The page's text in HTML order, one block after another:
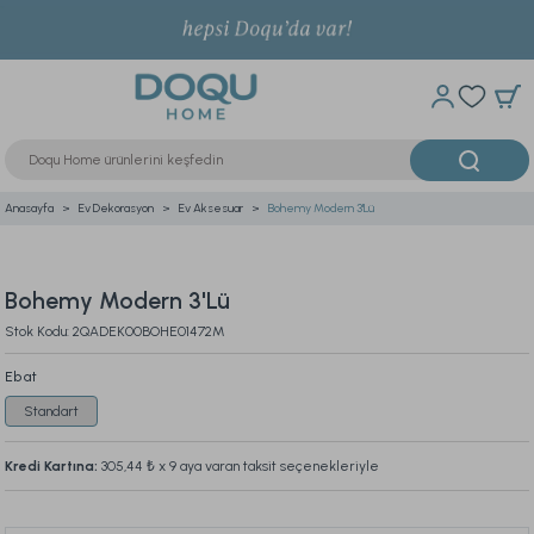
Anasayfa Ev Dekorasyon Ev Aksesuar Bohemy Modern 3'Lü
Bohemy Modern 3'Lü
Stok Kodu: 2QADEK00BOHE01472M
Ebat
Standart
Kredi Kartına: 305,44 ₺ x 9 aya varan taksit seçenekleriyle